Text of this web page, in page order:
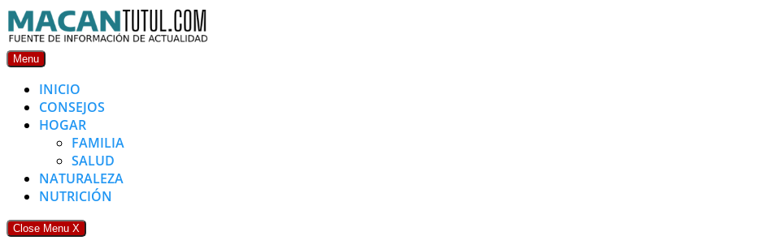
Skip
to
content
Menu
INICIO
CONSEJOS
HOGAR
FAMILIA
SALUD
NATURALEZA
NUTRICIÓN
Close Menu X